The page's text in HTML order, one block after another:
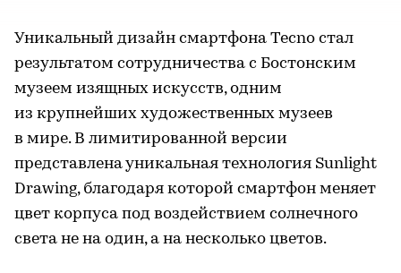
Уникальный дизайн смартфона Tecno стал
результатом сотрудничества с Бостонским
музеем изящных искусств, одним
из крупнейших художественных музеев
в мире. В лимитированной версии
представлена уникальная технология Sunlight
Drawing, благодаря которой смартфон меняет
цвет корпуса под воздействием солнечного
света не на один, а на несколько цветов.